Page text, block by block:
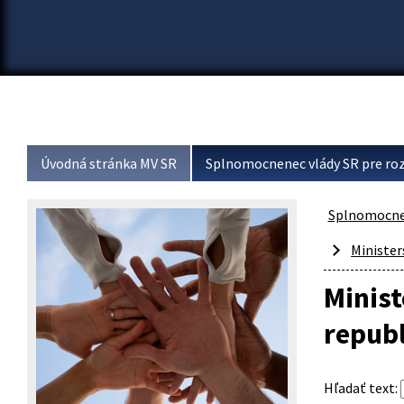
Úvodná stránka MV SR Splnomocnenec vlády SR pre
Hľadať text: